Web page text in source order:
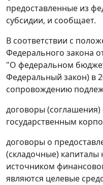
предоставленные из
субсидии, и сообщает.
В соответствии с
Федерального закона
"О федеральном
Федеральный закон) в
сопровождению
договоры (соглашения)
государственным
договоры о
(складочные) капиталы
источником
являются целевые